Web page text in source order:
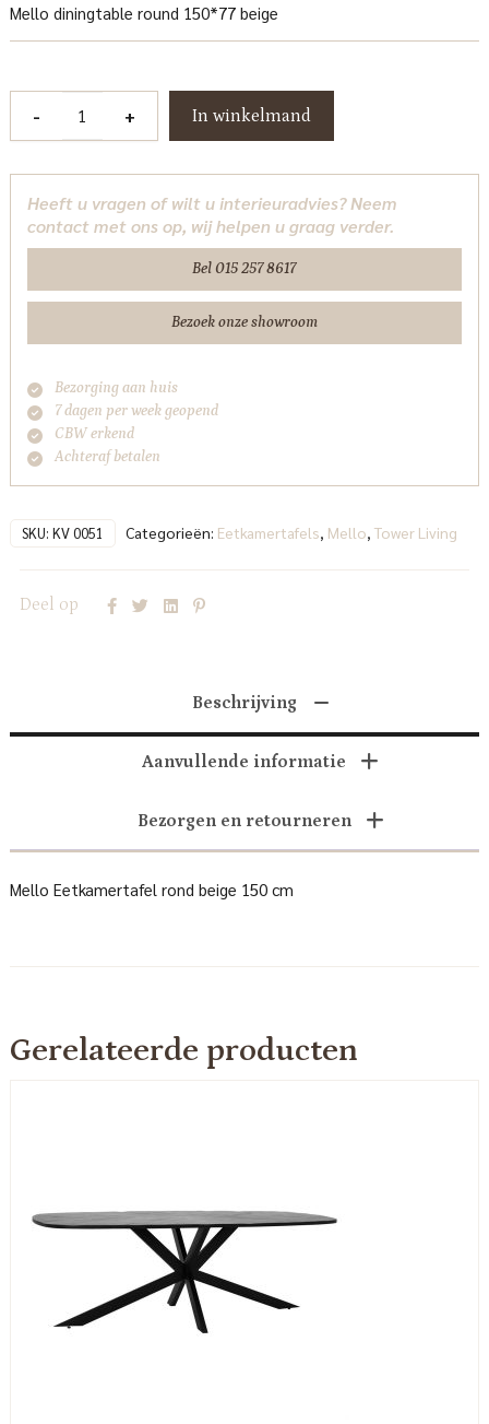
Mello diningtable round 150*77 beige
-
Eetkamertafel
beige
150
cm
Living
+ In winkelmand
Heeft u vragen of wilt u interieuradvies? Neem
contact met ons op, wij helpen u graag verder.
Bel 015 257 8617
Bezoek onze showroom
Bezorging aan huis
7 dagen per week geopend
CBW erkend
Achteraf betalen
SKU: KV 0051 Categorieën: Eetkamertafels, Mello, Tower Living
Deel op
Beschrijving
Aanvullende informatie
Bezorgen en retourneren
Mello Eetkamertafel rond beige 150 cm
Gerelateerde producten